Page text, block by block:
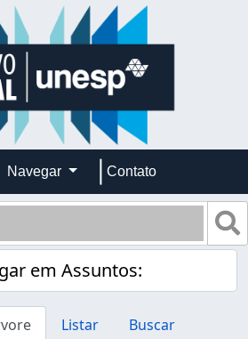
Navegar Contato
em Assuntos:
Listar
Buscar